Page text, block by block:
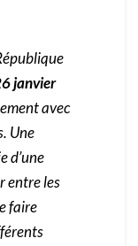
janvier
avec
Une
d’une
entre les
faire